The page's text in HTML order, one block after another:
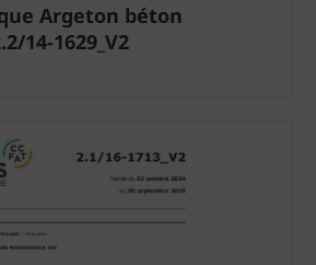
Argeton béton
14-1629_V2